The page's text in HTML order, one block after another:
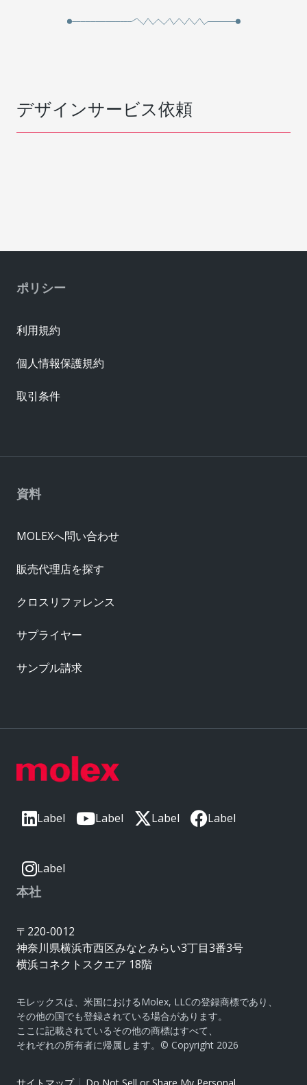
デザインサービス依頼
Label Label Label Label
Label
本社
〒220-0012
神奈川県横浜市西区みなとみらい3丁目3番3号
横浜コネクトスクエア 18階
モレックスは、米国におけるMolex, LLCの登録商標であり、
その他の国でも登録されている場合があります。
ここに記載されているその他の商標はすべて、
それぞれの所有者に帰属します。© Copyright 2026
サイトマップ| Do Not Sell or Share My Personal
資料
MOLEXへ問い合わせ
販売代理店を探す
クロスリファレンス
サプライヤー
サンプル請求
ポリシー
利用規約
個人情報保護規約
取引条件